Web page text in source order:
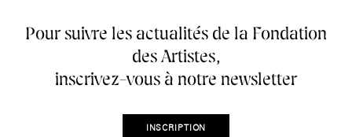
Pour suivre les actualités de la Fondation
des Artistes,
inscrivez-vous à notre newsletter
INSCRIPTION